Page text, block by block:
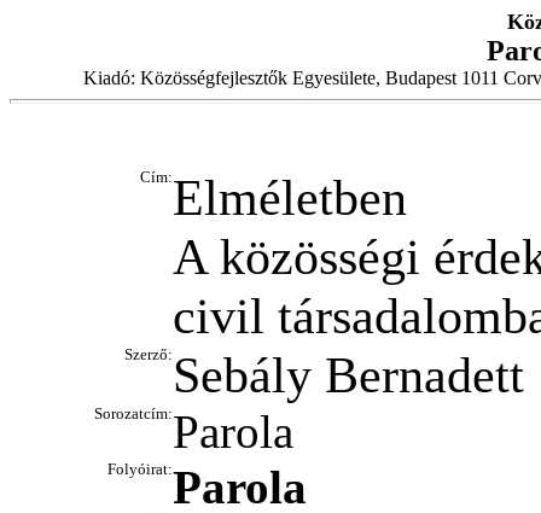
Kiadó: Közösségfejlesztők Egyesülete, Budapest 1011
Cím:Elméletben
A közösségi
civil
Szerző: Sebály Bernadett
Sorozatcím:Parola
Folyóirat:Parola